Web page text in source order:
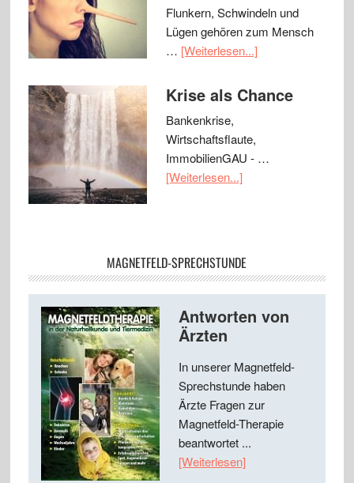
Flunkern, Schwindeln und
Lügen gehören zum Mensch
… [Weiterlesen...]
Krise als Chance
Bankenkrise,
Wirtschaftsflaute,
ImmobilienGAU - …
[Weiterlesen...]
MAGNETFELD-SPRECHSTUNDE
Antworten von
Ärzten
In unserer Magnetfeld-
Sprechstunde haben
Ärzte Fragen zur
Magnetfeld-Therapie
beantwortet ...
[Weiterlesen]